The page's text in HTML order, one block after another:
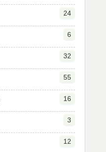
24
6
32
55
16
3
12